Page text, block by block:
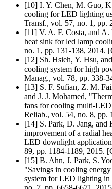
[10] I. Y. Chen, M. Guo,
cooling for LED light­ing
Transf., vol. 57, no. 1, pp.
[11] V. A. F. Costa, and
heat sink for led lamp
no. 1, pp. 131-138, 2014.
[12] Sh. Hsieh, Y. Hsu,
cooling system for high
Manag., vol. 78, pp. 338-
[13] S. F. Sufian, Z. M.
and J. J. Mohamed,
fans for cooling multi-
Reliab., vol. 54, no. 8, pp.
[14] S. Park, D. Jang, and
improvement of a radial
LED downlight
89, pp. 1184-1189, 2015.
[15] B. Ahn, J. Park, S.
"Savings in cooling
system for LED lighting